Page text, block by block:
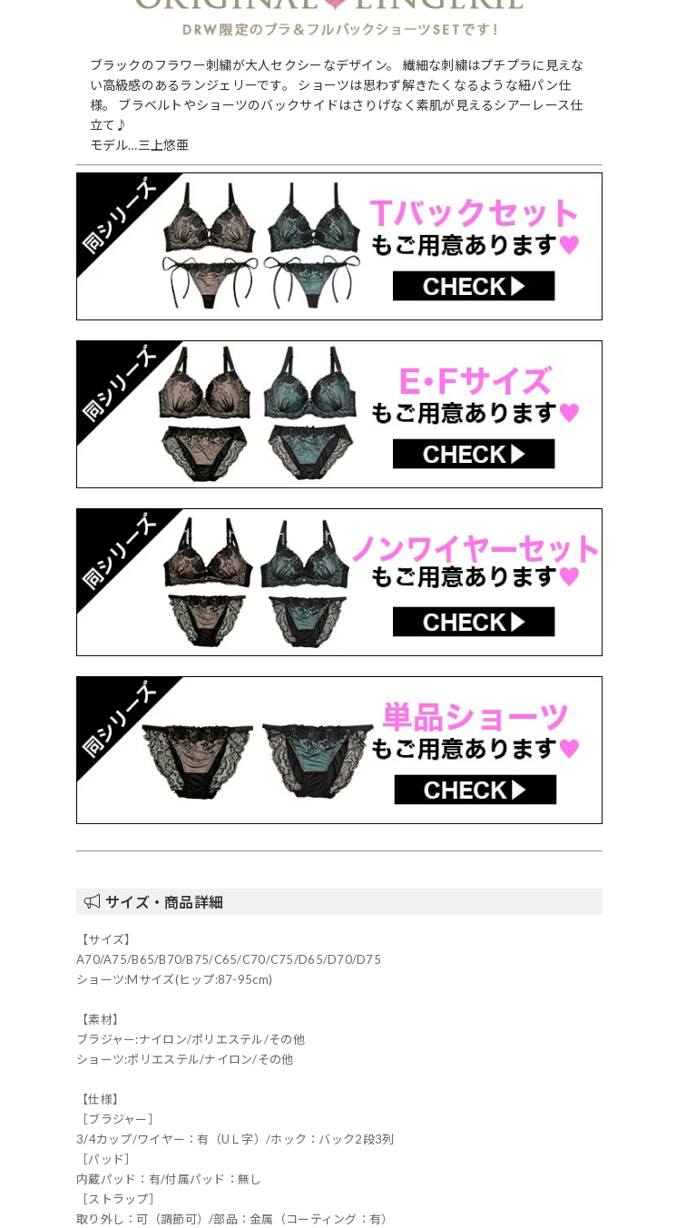
ブラックのフラワー刺繍が大人セクシーなデザイン。 繊細な刺繍はプチプラに見えな
い高級感のあるランジェリーです。 ショーツは思わず解きたくなるような紐パン仕
様。 ブラベルトやショーツのバックサイドはさりげなく素肌が見えるシアーレース仕
立て♪
モデル…三上悠亜
サイズ・商品詳細
【サイズ】
A70/A75/B65/B70/B75/C65/C70/C75/D65/D70/D75
ショーツ:Mサイズ(ヒップ:87-95cm)
【素材】
ブラジャー:ナイロン/ポリエステル/その他
ショーツ:ポリエステル/ナイロン/その他
【仕様】
［ブラジャー］
3/4カップ/ワイヤー：有（UＬ字）/ホック：バック2段3列
［パッド］
内蔵パッド：有/付属パッド：無し
［ストラップ］
取り外し：可（調節可）/部品：金属（コーティング：有）